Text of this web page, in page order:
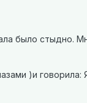
было стыдно.
)и